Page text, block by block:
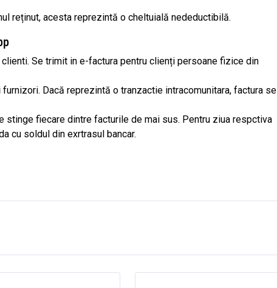
reținut, acesta reprezintă o cheltuială nedeductibilă.
Se trimit in e-factura pentru clienți persoane fizice din
Dacă reprezintă o tranzactie intracomunitara, factura se
stinge fiecare dintre facturile de mai sus. Pentru ziua respctiva
cu soldul din exrtrasul bancar.